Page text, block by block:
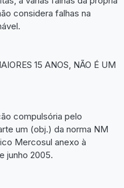
considera falhas na
15 ANOS, NÃO É UM
compulsória pelo
um (obj.) da norma NM
Mercosul anexo à
junho 2005.